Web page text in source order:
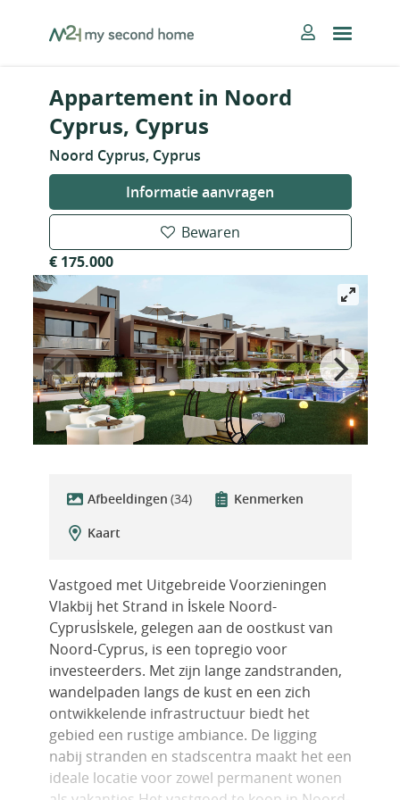
MySecondHome
Appartement in Noord
Cyprus, Cyprus
Noord Cyprus, Cyprus
Informatie aanvragen
Bewaren
€ 175.000
Afbeeldingen (34)
Kenmerken
Kaart
Vastgoed met Uitgebreide Voorzieningen
Vlakbij het Strand in İskele Noord-
Cyprusİskele, gelegen aan de oostkust van
Noord-Cyprus, is een topregio voor
investeerders. Met zijn lange zandstranden,
wandelpaden langs de kust en een zich
ontwikkelende infrastructuur biedt het
gebied een rustige ambiance. De ligging
nabij stranden en stadscentra maakt het een
ideale locatie voor zowel permanent wonen